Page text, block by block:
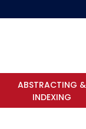
ABSTRACTING &
INDEXING